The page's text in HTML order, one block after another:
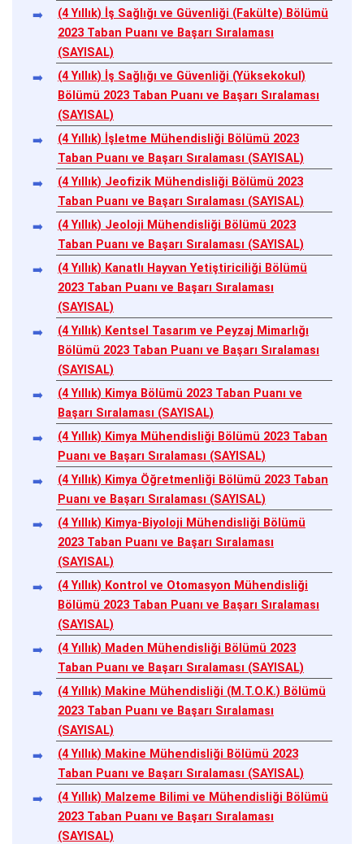
(4 Yıllık) İş Sağlığı ve Güvenliği (Fakülte) Bölümü
2023 Taban Puanı ve Başarı Sıralaması
(SAYISAL)
(4 Yıllık) İş Sağlığı ve Güvenliği (Yüksekokul)
Bölümü 2023 Taban Puanı ve Başarı Sıralaması
(SAYISAL)
(4 Yıllık) İşletme Mühendisliği Bölümü 2023
Taban Puanı ve Başarı Sıralaması (SAYISAL)
(4 Yıllık) Jeofizik Mühendisliği Bölümü 2023
Taban Puanı ve Başarı Sıralaması (SAYISAL)
(4 Yıllık) Jeoloji Mühendisliği Bölümü 2023
Taban Puanı ve Başarı Sıralaması (SAYISAL)
(4 Yıllık) Kanatlı Hayvan Yetiştiriciliği Bölümü
2023 Taban Puanı ve Başarı Sıralaması
(SAYISAL)
(4 Yıllık) Kentsel Tasarım ve Peyzaj Mimarlığı
Bölümü 2023 Taban Puanı ve Başarı Sıralaması
(SAYISAL)
(4 Yıllık) Kimya Bölümü 2023 Taban Puanı ve
Başarı Sıralaması (SAYISAL)
(4 Yıllık) Kimya Mühendisliği Bölümü 2023 Taban
Puanı ve Başarı Sıralaması (SAYISAL)
(4 Yıllık) Kimya Öğretmenliği Bölümü 2023 Taban
Puanı ve Başarı Sıralaması (SAYISAL)
(4 Yıllık) Kimya-Biyoloji Mühendisliği Bölümü
2023 Taban Puanı ve Başarı Sıralaması
(SAYISAL)
(4 Yıllık) Kontrol ve Otomasyon Mühendisliği
Bölümü 2023 Taban Puanı ve Başarı Sıralaması
(SAYISAL)
(4 Yıllık) Maden Mühendisliği Bölümü 2023
Taban Puanı ve Başarı Sıralaması (SAYISAL)
(4 Yıllık) Makine Mühendisliği (M.T.O.K.) Bölümü
2023 Taban Puanı ve Başarı Sıralaması
(SAYISAL)
(4 Yıllık) Makine Mühendisliği Bölümü 2023
Taban Puanı ve Başarı Sıralaması (SAYISAL)
(4 Yıllık) Malzeme Bilimi ve Mühendisliği Bölümü
2023 Taban Puanı ve Başarı Sıralaması
(SAYISAL)